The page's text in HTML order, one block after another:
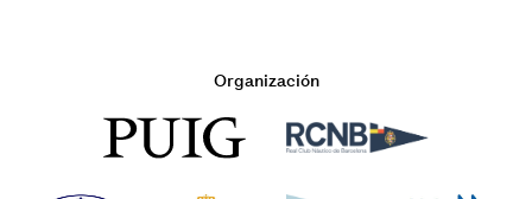
Organización